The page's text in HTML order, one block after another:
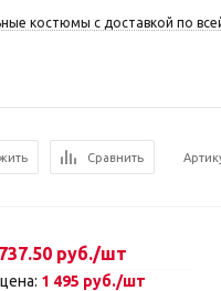
костюмы с доставкой по
Сравнить
руб./шт
1 495 руб./шт